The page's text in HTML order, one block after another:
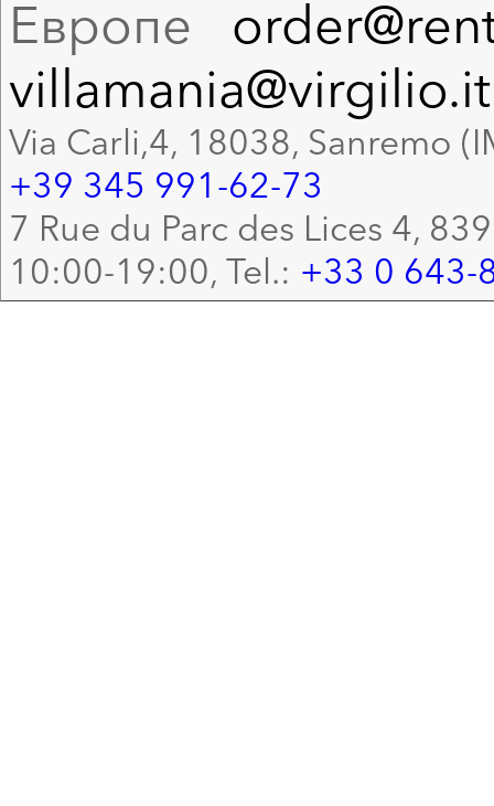
Европе
villamania@virgilio.it
Via Carli,4, 18038, Sanremo
+39 345 991-62-73
7 Rue du Parc des Lices 4,
10:00-19:00, Tel.: +33 0 643-